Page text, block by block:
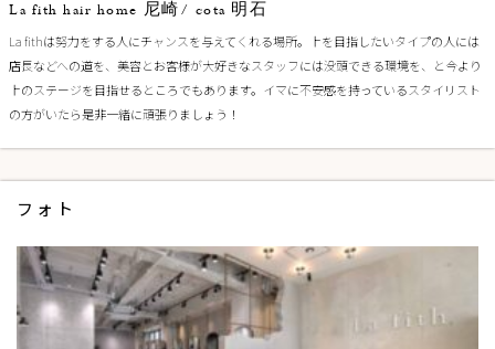
La fith hair home 尼崎/ cota 明石
La fithは努力をする人にチャンスを与えてくれる場所。上を目指したいタイプの人には
店長などへの道を、美容とお客様が大好きなスタッフには没頭できる環境を、と今より
上のステージを目指せるところでもあります。イマに不安感を持っているスタイリスト
の方がいたら是非一緒に頑張りましょう！
フォト